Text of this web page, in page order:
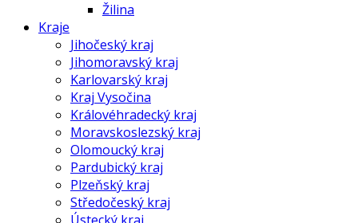
Žilina
Kraje
Jihočeský kraj
Jihomoravský kraj
Karlovarský kraj
Kraj Vysočina
Královéhradecký kraj
Moravskoslezský kraj
Olomoucký kraj
Pardubický kraj
Plzeňský kraj
Středočeský kraj